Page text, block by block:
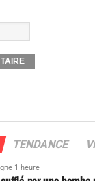
TENDANCE
1 heure